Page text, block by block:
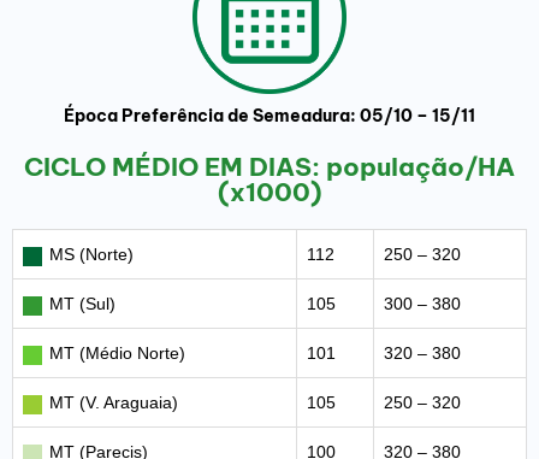
Época Preferência de Semeadura: 05/10 – 15/11
CICLO MÉDIO EM DIAS: população/HA
(x1000)
MS (Norte) 112 250 – 320
MT (Sul) 105 300 – 380
MT (Médio Norte) 101 320 – 380
MT (V. Araguaia) 105 250 – 320
MT (Parecis) 100 320 – 380